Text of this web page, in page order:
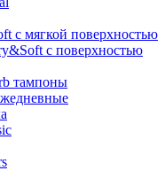
с мягкой поверхностью
с поверхностью
тампоны